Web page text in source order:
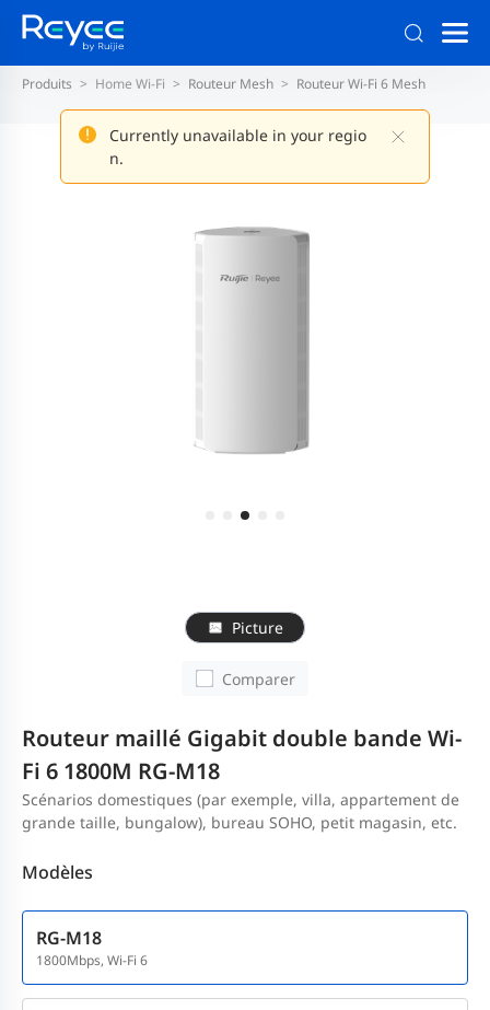
Currently unavailable in your regio
n.
Produits Home Wi-Fi Routeur Mesh Routeur Wi-Fi 6 Mesh
Picture
Comparer
Routeur maillé Gigabit double bande Wi-
Fi 6 1800M RG-M18
Scénarios domestiques (par exemple, villa, appartement de
grande taille, bungalow), bureau SOHO, petit magasin, etc.
Modèles
RG-M18
1800Mbps, Wi-Fi 6